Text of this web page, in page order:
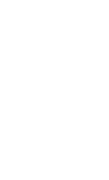
Livraison à domicile :
plus, votre colis
Le retrait en magasin
proche de chez vous
le magasin au sein
Vous avez jusqu'à 14
vous avez fait votre